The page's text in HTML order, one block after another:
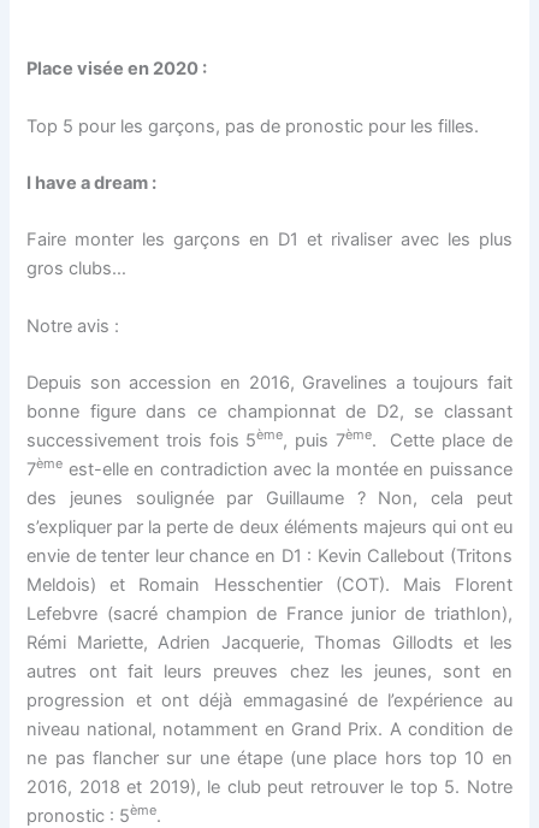
Place visée en 2020 :
Top 5 pour les garçons, pas de pronostic pour les filles.
I have a dream :
Faire monter les garçons en D1 et rivaliser avec les plus
gros clubs…
Notre avis :
Depuis son accession en 2016, Gravelines a toujours fait
bonne figure dans ce championnat de D2, se classant
successivement trois fois 5ème, puis 7ème. Cette place de
7ème est-elle en contradiction avec la montée en puissance
des jeunes soulignée par Guillaume ? Non, cela peut
s’expliquer par la perte de deux éléments majeurs qui ont eu
envie de tenter leur chance en D1 : Kevin Callebout (Tritons
Meldois) et Romain Hesschentier (COT). Mais Florent
Lefebvre (sacré champion de France junior de triathlon),
Rémi Mariette, Adrien Jacquerie, Thomas Gillodts et les
autres ont fait leurs preuves chez les jeunes, sont en
progression et ont déjà emmagasiné de l’expérience au
niveau national, notamment en Grand Prix. A condition de
ne pas flancher sur une étape (une place hors top 10 en
2016, 2018 et 2019), le club peut retrouver le top 5. Notre
pronostic : 5ème.